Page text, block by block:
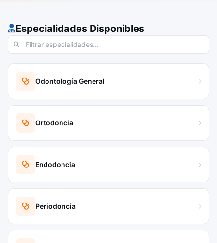
Especialidades Disponibles
Odontología General
Ortodoncia
Endodoncia
Periodoncia